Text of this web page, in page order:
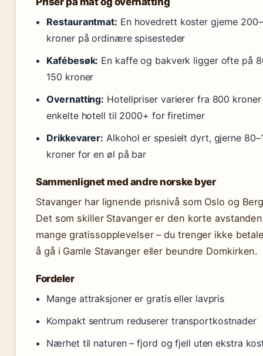
Restaurantmat: En hovedrett koster gjerne
kroner på ordinære spisesteder
Kafébesøk: En kaffe og bakverk ligger ofte på
150 kroner
Overnatting: Hotellpriser varierer fra 800
enkelte hotell til 2000+ for firetimer
Drikkevarer: Alkohol er spesielt dyrt, gjerne
kroner for en øl på bar
Sammenlignet med andre norske byer
Stavanger har lignende prisnivå som Oslo og
Det som skiller Stavanger er den korte
mange gratissopplevelser – du trenger ikke
å gå i Gamle Stavanger eller beundre Domkirken.
Fordeler
Mange attraksjoner er gratis eller lavpris
Kompakt sentrum reduserer transportkostnader
Nærhet til naturen – fjord og fjell uten ekstra